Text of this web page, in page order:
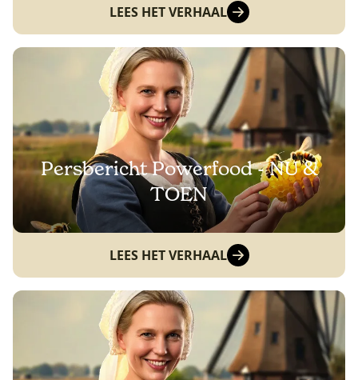
LEES HET VERHAAL
Persbericht Powerfood - NU &
TOEN
LEES HET VERHAAL